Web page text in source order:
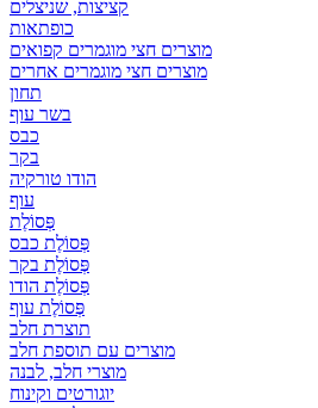
קציצות, שניצלים
כופתאות
מוצרים חצי מוגמרים קפואים
מוצרים חצי מוגמרים אחרים
תחון
בשר עוף
כבס
בקר
הודו טורקיה
עוף
פְּסוֹלֶת
פְּסוֹלֶת כבס
פְּסוֹלֶת בקר
פְּסוֹלֶת הודו
פְּסוֹלֶת עוף
תוצרת חלב
מוצרים עם תוספת חלב
מוצרי חלב, לבנה
יוגורטים וקינוח